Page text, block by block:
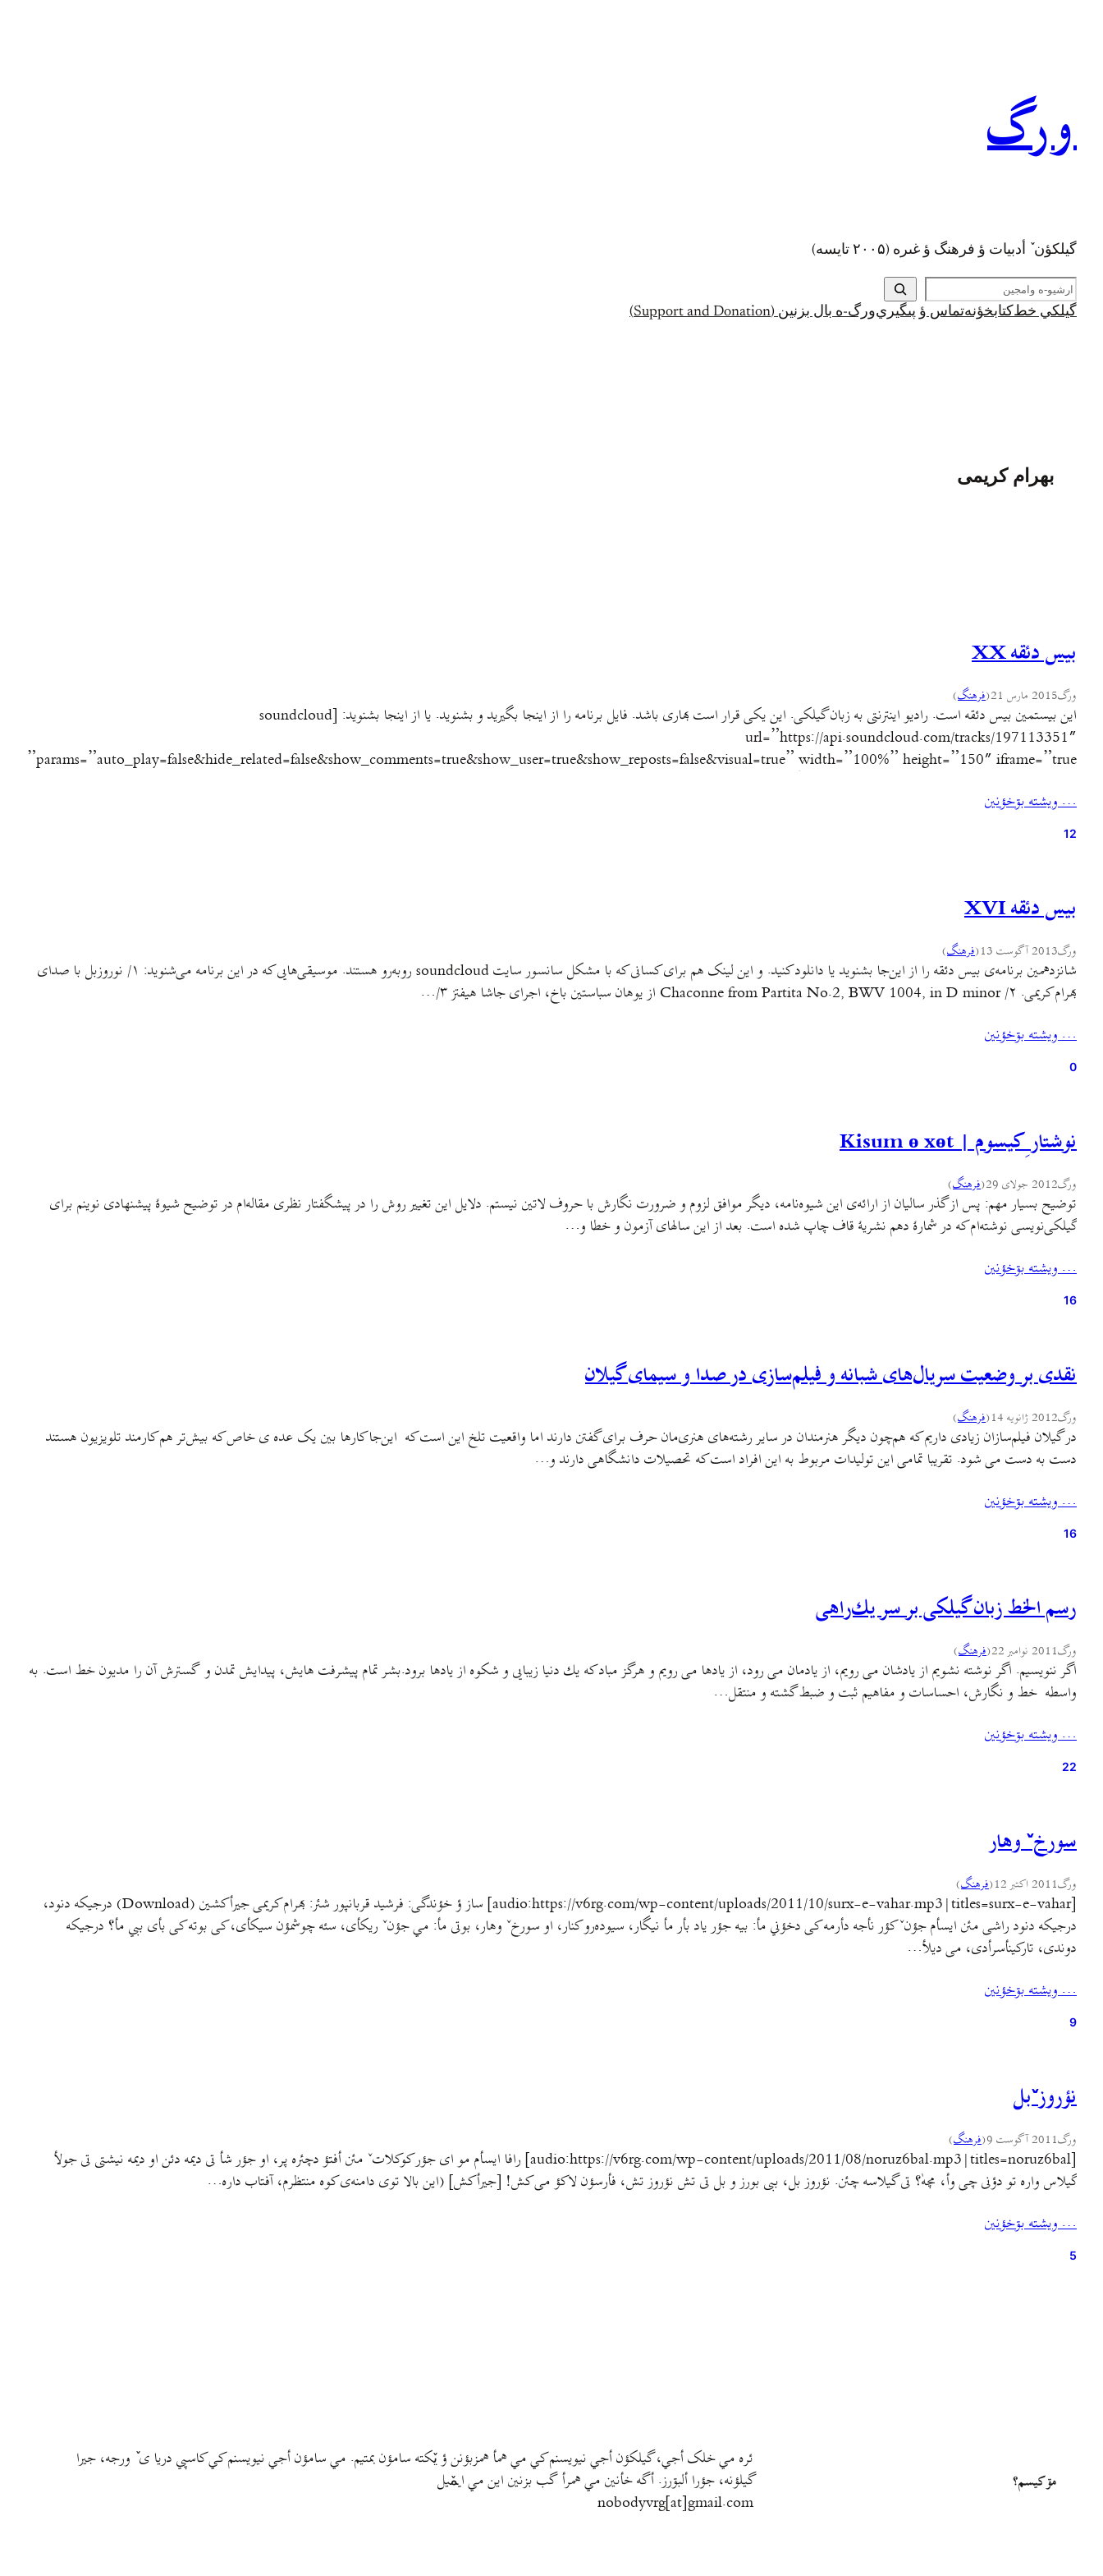
ورگ
گيلکؤن ٚ أدبیات ؤ فرهنگ ؤ غىره (۲۰۰۵ تايسه)
ج
س
تگيلکي خط کتابخؤنهتماس ؤ پىگيريورگ-ه بال بزنين (Support and Donation)
بهرام کریمی
بیس دئقه XX
ورگ2015 مارس 21 (فرهنگ)
این بیستمین بیس دئقه است. رادیو اینترنتی به زبان گیلکی. این یکی قرار است بهاری باشد. فایل برنامه را از اینجا بگیرید و بشنوید. یا از اینجا بشنوید: [soundcloud
url=”https://api.soundcloud.com/tracks/197113351″
params=”auto_play=false&hide_related=false&show_comments=true&show_user=true&show_reposts=false&visual=true” width=”100%” height=”150″ iframe=”true”
… ويشته بۊخؤنين
12
بیس دئقه XVI
ورگ2013 آگوست 13 (فرهنگ)
شانزدهمین برنامه‌ی بیس دئقه را از این‌جا بشنوید یا دانلود کنید. و این لینک هم برای کسانی که با مشکل سانسور سایت soundcloud روبه‌رو هستند. موسیقی‌هایی که در این برنامه می‌شنوید: ۱/ نوروزبل با صدای
بهرام کریمی. ۲/ Chaconne from Partita No.2, BWV 1004, in D minor از یوهان سباستین باخ، اجرای جاشا هیفتز ۳/…
… ويشته بۊخؤنين
0
نوشتار ِ کیسوم | Kisum ө xөt
ورگ2012 جولای 29 (فرهنگ)
توضیح بسیار مهم: پس از گذر سالیان از ارائه‌ی این شیوه‌نامه، دیگر موافق لزوم و ضرورت نگارش با حروف لاتین نیستم. دلایل این تغییر روش را در پیشگفتار نظری مقاله‌ام در توضیح شیوهٔ پیشنهادی نوینم برای
گیلکی‌نویسی نوشته‌ام که در شمارهٔ دهم نشریهٔ قاف چاپ شده است. بعد از این سالهای آزمون و خطا و…
… ويشته بۊخؤنين
16
نقدی بر وضعیت سریال‌های شبانه و فیلم‌سازی در صدا و سیمای گیلان
ورگ2012 ژانویه 14 (فرهنگ)
در گیلان فیلم‌سازان زیادی داریم که هم‌چون دیگر هنرمندان در سایر رشته‌های هنری‌مان حرف برای گفتن دارند اما واقعیت تلخ این است كه این‌جا کارها بین یک عده ی خاص که بیش‌تر هم کارمند تلویزیون هستند
دست به دست می شود. تقریبا تمامی این تولیدات مربوط به این افراد است که تحصیلات دانشگاهی دارند و…
… ويشته بۊخؤنين
16
رسم الخط زبان گیلكی بر سر یك‌راهی
ورگ2011 نوامبر 22 (فرهنگ)
اگر ننویسیم. اگر نوشته نشویم از یادشان می رویم، از یادمان می رود، از یادها می رویم و هرگز مباد كه یك دنیا زیبایی و شكوه از یادها برود.بشر تمام پیشرفت هایش، پیدایش تمدن و گسترش آن را مدیون خط است. به
واسطه خط و نگارش، احساسات و مفاهیم ثبت و ضبط گشته و منتقل…
… ويشته بۊخؤنين
22
سورخˇ وهار
ورگ2011 اکتبر 12 (فرهنگ)
[audio:https://v6rg.com/wp-content/uploads/2011/10/surx-e-vahar.mp3|titles=surx-e-vahar] ساز ؤ خؤندگی: فرشید قربانپور شئر: بهرام کریمی جیرأکشین (Download) درجیکه دنود،
درجیکه دنود راشی مئن ایسأم جؤنˇ کؤر نأجه دأرمه کی دخؤني مأ: بیه جؤر یاد بأر مأ نیگار، سیوده‌رو کنار، او سورخˇ وهار، بوتی مأ: مي جؤنˇ ریکأی، سئه چوشمؤن سیکأی، کی بوته کی بأی ببي مأ؟ درجیکه
دوندی، تارکینأسرأدی، می دیلأ…
… ويشته بۊخؤنين
9
نؤروزˇبل
ورگ2011 آگوست 9 (فرهنگ)
[audio:https://v6rg.com/wp-content/uploads/2011/08/noruz6bal.mp3|titles=noruz6bal] رافا ایسأم مو ای جؤر کوکلاتˇ مئن أفتؤ دچئره پر، او جؤر شأ تی دیمه دئن او دیمه نیشتی تی جولأ
گیلاس واره تو دؤنی چی وأ، مچهٰ؟ تی گیلاسه چئن. نؤروز بل، ببی بورز و بل تی تش نؤروز تش، فأرسؤن لاکؤ می کش! [جیرأکش] (این بالا توی دامنه‌ی کوه منتظرم، آفتاب داره…
… ويشته بۊخؤنين
5
مۊ کيسم؟
ئره مي خلک أجي، گيلکؤن أجي نيويسنم کي مي همأ همزبؤنن ؤ يٚکته سامؤن بمتيم. مي سامؤن أجي نيويسنم کي کاسپي دريا ی ٚ ورجه، جيرا
گيلؤنه، جؤرا ألبۊرز. أگه خأنين مي همرأ گب بزنين اين مي ايمٚیل‌ ‌
nobodyvrg[at]gmail.com